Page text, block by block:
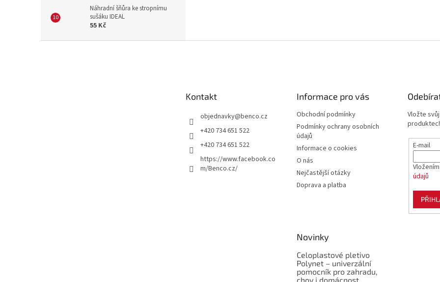
Náhradní šňůra ke stropnímu
sušáku IDEAL
55 Kč
Kontakt
objednavky@benco.cz
+420 734 651 522
+420 734 651 522
https://www.facebook.co
m/Benco.cz/
Informace pro vás
Obchodní podmínky
Podmínky ochrany osobních
údajů
Informace o cookies
O nás
Nejčastější otázky
Doprava a platba
Vložte
E-mail
údajů
Novinky
Celoplastové pletivo
Polynet – univerzální
pomocník pro zahradu,
chov i domácnost